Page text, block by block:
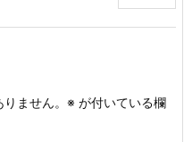
ません。 ※ が付いている欄